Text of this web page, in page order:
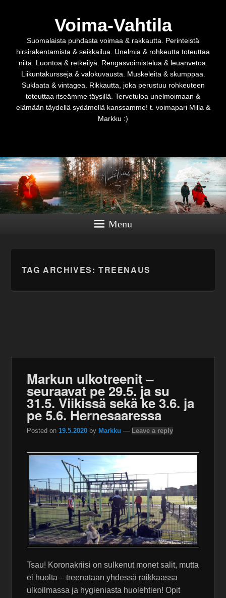
Voima-Vahtila
Suomalaista puhdasta voimaa & rakkautta. Perinteistä
hirsirakentamista & seikkailua. Unelmia & rohkeutta toteuttaa
niitä. Luontoa & retkeilyä. Rengasvoimistelua & leuanvetoa.
Liikuntakursseja & valokuvausta. Muskeleita & skumppaa.
Suklaata & vintagea. Rikkautta, joka perustuu rohkeuteen
toteuttaa itseämme täysillä. Tervetuloa unelmoimaan &
elämään täydellä sydämellä kanssamme! t. voimapari Milla &
Markku :)
Menu
TAG ARCHIVES: TREENAUS
Markun ulkotreenit –
seuraavat pe 29.5. ja su
31.5. Viikissä sekä ke 3.6. ja
pe 5.6. Hernesaaressa
Posted on 19.5.2020 by Markku — Leave a reply
Tsau! Koronakriisi on sulkenut monet salit, mutta
ei huolta – treenataan yhdessä raikkaassa
ulkoilmassa ja hygieniasta huolehtien! Opit